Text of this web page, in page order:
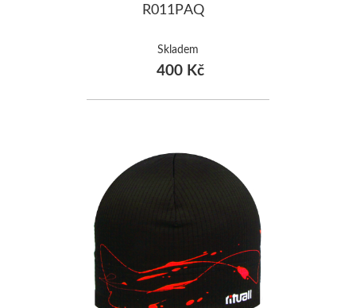
R011PAQ
Skladem
400 Kč